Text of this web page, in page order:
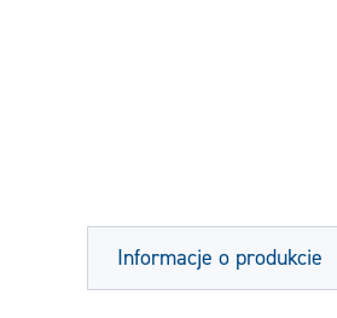
Informacje o produkcie